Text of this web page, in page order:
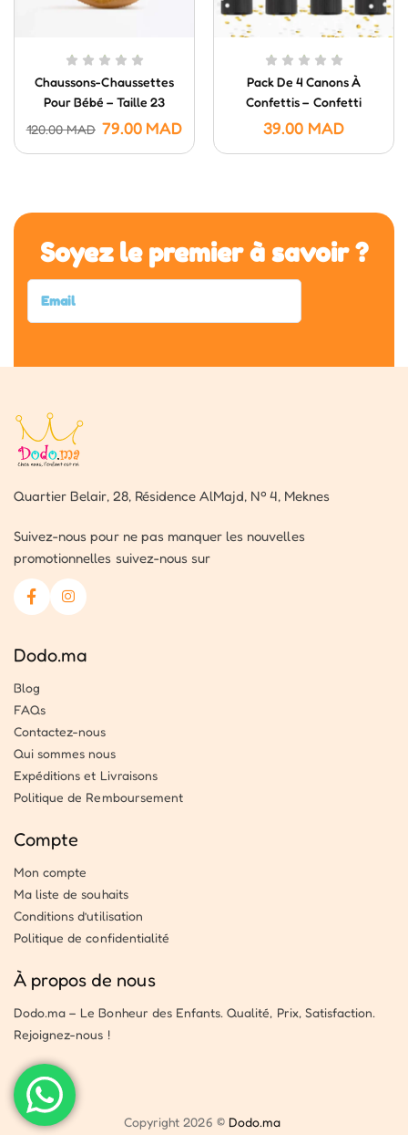
Chaussons-Chaussettes
Pour Bébé – Taille 23
120.00MAD 79.00 MAD
Pack De 4 Canons À
Confettis – Confetti
Poppers (20 Cm)
39.00 MAD
Soyez le premier à savoir ?
Quartier Belair, 28, Résidence AlMajd, Nº 4, Meknes
Suivez-nous pour ne pas manquer les nouvelles
promotionnelles suivez-nous sur
Dodo.ma
Blog
FAQs
Contactez-nous
Qui sommes nous
Expéditions et Livraisons
Politique de Remboursement
Compte
Mon compte
Ma liste de souhaits
Conditions d’utilisation
Politique de confidentialité
À propos de nous
Dodo.ma – Le Bonheur des Enfants. Qualité, Prix, Satisfaction.
Rejoignez-nous !
Copyright 2026 © Dodo.ma